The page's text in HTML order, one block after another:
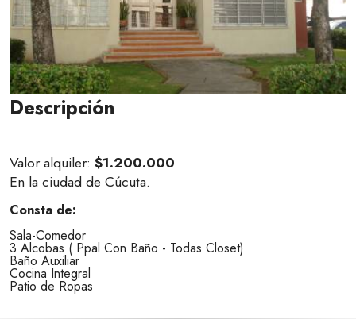
Descripción
Valor alquiler: $1.200.000
En la ciudad de Cúcuta.
Consta de:
Sala-Comedor
3 Alcobas ( Ppal Con Baño - Todas Closet)
Baño Auxiliar
Cocina Integral
Patio de Ropas